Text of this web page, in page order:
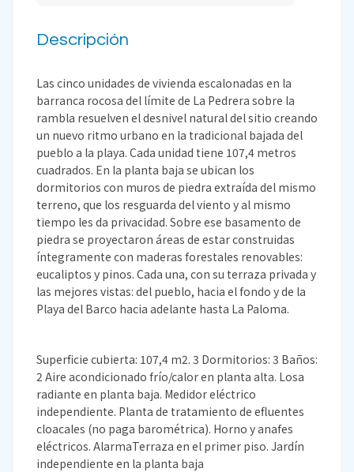
Descripción
Las cinco unidades de vivienda escalonadas en la
barranca rocosa del límite de La Pedrera sobre la
rambla resuelven el desnivel natural del sitio creando
un nuevo ritmo urbano en la tradicional bajada del
pueblo a la playa. Cada unidad tiene 107,4 metros
cuadrados. En la planta baja se ubican los
dormitorios con muros de piedra extraída del mismo
terreno, que los resguarda del viento y al mismo
tiempo les da privacidad. Sobre ese basamento de
piedra se proyectaron áreas de estar construidas
íntegramente con maderas forestales renovables:
eucaliptos y pinos. Cada una, con su terraza privada y
las mejores vistas: del pueblo, hacia el fondo y de la
Playa del Barco hacia adelante hasta La Paloma.
Superficie cubierta: 107,4 m2. 3 Dormitorios: 3 Baños:
2 Aire acondicionado frío/calor en planta alta. Losa
radiante en planta baja. Medidor eléctrico
independiente. Planta de tratamiento de efluentes
cloacales (no paga barométrica). Horno y anafes
eléctricos. AlarmaTerraza en el primer piso. Jardín
independiente en la planta baja